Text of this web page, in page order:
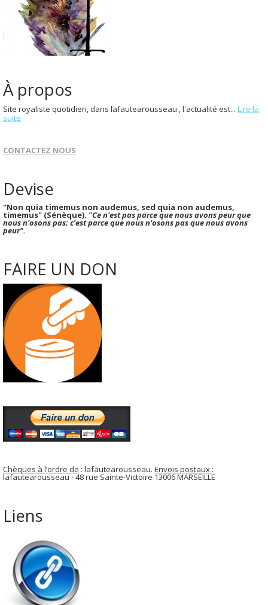
À propos
Site royaliste quotidien, dans lafautearousseau , l'actualité est... Lire la
suite
CONTACTEZ NOUS
Devise
"Non quia timemus non audemus, sed quia non audemus,
timemus" (Sénèque). "Ce n'est pas parce que nous avons peur que
nous n'osons pas; c'est parce que nous n'osons pas que nous avons
peur".
FAIRE UN DON
Chèques à l’ordre de : lafautearousseau. Envois postaux :
lafautearousseau - 48 rue Sainte-Victoire 13006 MARSEILLE
Liens